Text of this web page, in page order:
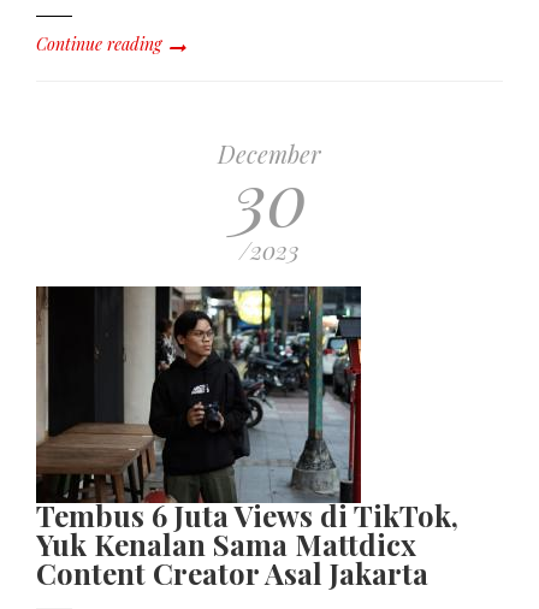
Continue reading
December
30
/2023
Tembus 6 Juta Views di TikTok,
Yuk Kenalan Sama Mattdicx
Content Creator Asal Jakarta